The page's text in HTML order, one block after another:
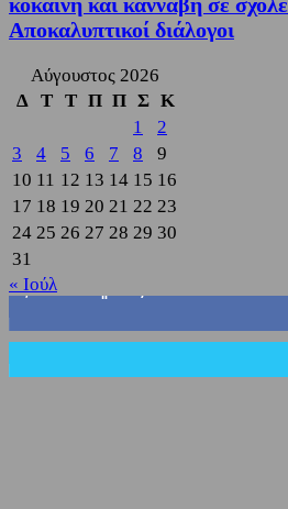
Αποκαλυπτικοί διάλογοι
Αύγουστος 2026
Δ
Τ Τ Π Π Σ Κ
1
2
3
4 5 6 7 8
9
10 11 12 13 14 15 16
17 18 19 20 21 22 23
24 25 26 27 28 29 30
31
« Ιούλ
3,822